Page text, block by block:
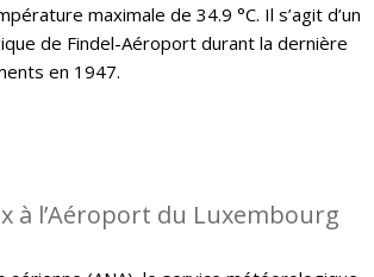
maximale de 34.9 °C. Il s’agit d’un
de Findel-Aéroport durant la dernière
en 1947.
à l’Aéroport du Luxembourg